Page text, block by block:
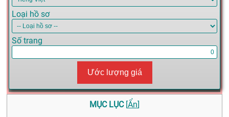
Loại hồ sơ
Số trang
Ước lượng giá
MỤC LỤC [Ẩn]